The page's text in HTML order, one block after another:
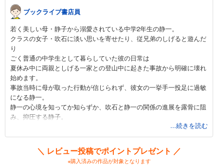
715円 (税込)
カート
試し読み
あらすじを表示する
血の轍 14
770円 (税込)
完結
カート
血の轍 15
ブックライブ書店員
若く美しい母・静子から溺愛されている中学2年生の静一。
クラスの女子・吹石に淡い思いを寄せたり、従兄弟のしげると遊んだ
り
ごく普通の中学生として暮らしていた彼の日常は
夏休み中に両親としげる一家との登山中に起きた事故から明確に壊れ
始めます。
事故当時に母が取った行動が信じられず、彼女の一挙手一投足に過敏
になる静一。
静一の心境を知ってか知らずか、吹石と静一の関係の進展を露骨に阻
み、抑圧する静子。
抑え込んでいた苦しみと狂気を解き放ち始めた母と、静一はどう闘っ
ていくのでしょうか？
事故の真相が明らかになるかどうか、というサスペンス要素もあり、
とにかく緊張感がすさまじい一作です。
...続きを読む
＼ レビュー投稿でポイントプレゼント ／
※購入済みの作品が対象となります